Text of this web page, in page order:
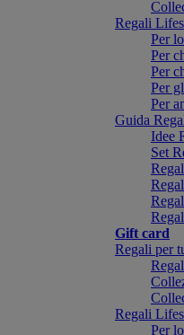
Regali
Per
Per
Per
Per
Per
Guida
Idee
Set
Gift card
Regali per
Regali
Per